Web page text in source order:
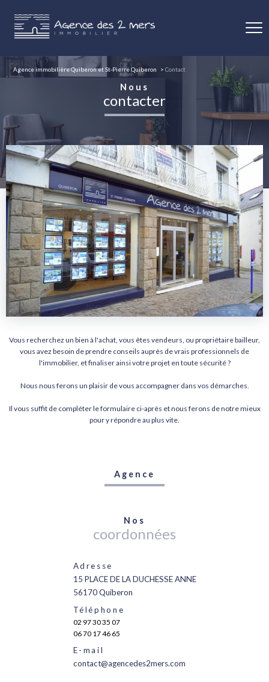
Agence immobilière Quiberon et St-Pierre Quiberon Contact
Nous
contacter
Vous recherchez un bien à l'achat, vous êtes vendeurs, ou propriétaire bailleur,
vous avez besoin de prendre conseils auprès de vrais professionnels de
l'immobilier, et finaliser ainsi votre projet en toute sécurité ?
Nous nous ferons un plaisir de vous accompagner dans vos démarches.
Il vous suffit de compléter le formulaire ci-après et nous ferons de notre mieux
pour y répondre au plus vite.
Agence
Nos
coordonnées
Adresse
15 PLACE DE LA DUCHESSE ANNE
56170 Quiberon
Téléphone
02 97 30 35 07
06 70 17 46 65
E-mail
contact@agencedes2mers.com